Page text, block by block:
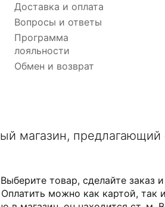
Доставка и оплата
Вопросы и ответы
Программа
лояльности
Обмен и возврат
магазин,
товар, сделайте
можно как картой, так